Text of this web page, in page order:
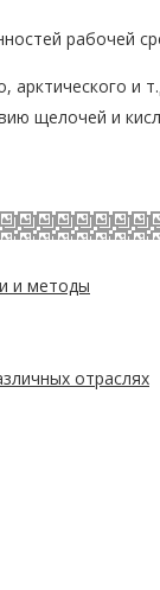
рабочей
арктического и
щелочей и
и методы
отраслях